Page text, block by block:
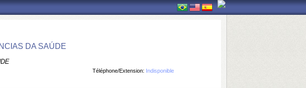
DA SAÚDE
Téléphone/Extension: Indisponible